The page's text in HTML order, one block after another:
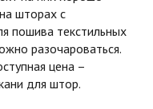
шторах с
пошива текстильных
разочароваться.
цена –
для штор.